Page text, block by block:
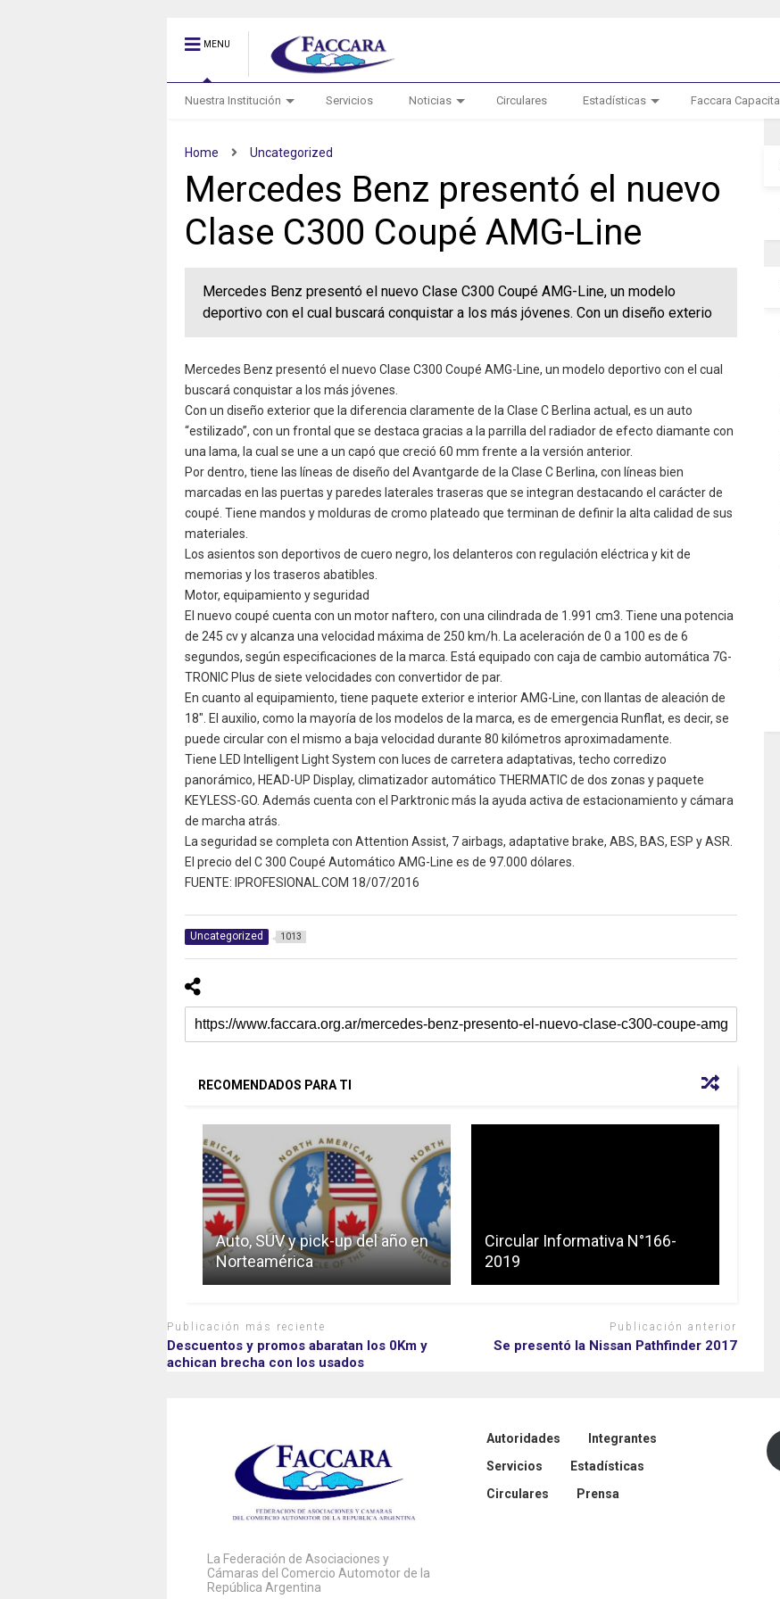
MENU
Nuestra Institución Servicios Noticias Circulares Estadísticas Faccara Capacita
Home Uncategorized
Mercedes Benz presentó el nuevo
Clase C300 Coupé AMG-Line
Mercedes Benz presentó el nuevo Clase C300 Coupé AMG-Line, un modelo
deportivo con el cual buscará conquistar a los más jóvenes. Con un diseño exterio
Mercedes Benz presentó el nuevo Clase C300 Coupé AMG-Line, un modelo deportivo con el cual
buscará conquistar a los más jóvenes.
Con un diseño exterior que la diferencia claramente de la Clase C Berlina actual, es un auto
“estilizado”, con un frontal que se destaca gracias a la parrilla del radiador de efecto diamante con
una lama, la cual se une a un capó que creció 60 mm frente a la versión anterior.
Por dentro, tiene las líneas de diseño del Avantgarde de la Clase C Berlina, con líneas bien
marcadas en las puertas y paredes laterales traseras que se integran destacando el carácter de
coupé. Tiene mandos y molduras de cromo plateado que terminan de definir la alta calidad de sus
materiales.
Los asientos son deportivos de cuero negro, los delanteros con regulación eléctrica y kit de
memorias y los traseros abatibles.
Motor, equipamiento y seguridad
El nuevo coupé cuenta con un motor naftero, con una cilindrada de 1.991 cm3. Tiene una potencia
de 245 cv y alcanza una velocidad máxima de 250 km/h. La aceleración de 0 a 100 es de 6
segundos, según especificaciones de la marca. Está equipado con caja de cambio automática 7G-
TRONIC Plus de siete velocidades con convertidor de par.
En cuanto al equipamiento, tiene paquete exterior e interior AMG-Line, con llantas de aleación de
18″. El auxilio, como la mayoría de los modelos de la marca, es de emergencia Runflat, es decir, se
puede circular con el mismo a baja velocidad durante 80 kilómetros aproximadamente.
Tiene LED Intelligent Light System con luces de carretera adaptativas, techo corredizo
panorámico, HEAD-UP Display, climatizador automático THERMATIC de dos zonas y paquete
KEYLESS-GO. Además cuenta con el Parktronic más la ayuda activa de estacionamiento y cámara
de marcha atrás.
La seguridad se completa con Attention Assist, 7 airbags, adaptative brake, ABS, BAS, ESP y ASR.
El precio del C 300 Coupé Automático AMG-Line es de 97.000 dólares.
FUENTE: IPROFESIONAL.COM 18/07/2016
Uncategorized 1013
RECOMENDADOS PARA TI
Auto, SUV y pick-up del año en
Norteamérica
Circular Informativa N°166-
2019
Publicación más reciente
Descuentos y promos abaratan los 0Km y
achican brecha con los usados
Publicación anterior
Se presentó la Nissan Pathfinder 2017
La Federación de Asociaciones y
Cámaras del Comercio Automotor de la
República Argentina
Autoridades
Integrantes
Servicios
Estadísticas
Circulares
Prensa